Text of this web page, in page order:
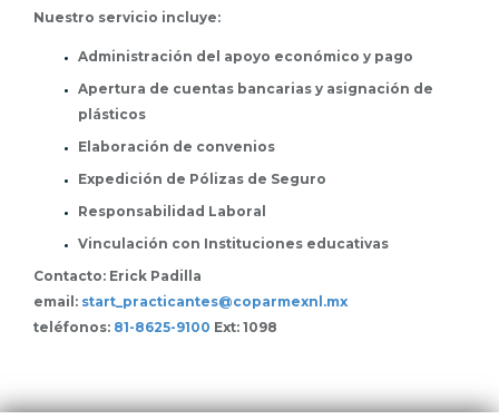
Nuestro servicio incluye:
Administración del apoyo económico y pago
Apertura de cuentas bancarias y asignación de
plásticos
Elaboración de convenios
Expedición de Pólizas de Seguro
Responsabilidad Laboral
Vinculación con Instituciones educativas
Contacto: Erick Padilla
email: start_practicantes@coparmexnl.mx
teléfonos: 81-8625-9100 Ext: 1098